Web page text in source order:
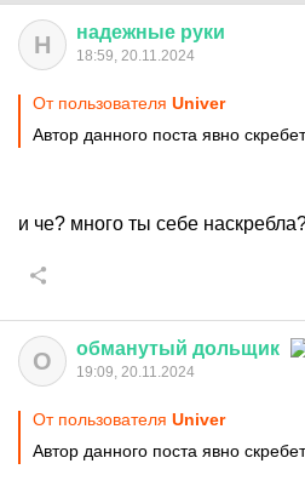
Н надежные руки
18:59, 20.11.2024
От пользователя Univer
Автор данного поста явно
и че? много ты себе
О обманутый дольщик
19:09, 20.11.2024
От пользователя Univer
Автор данного поста явно